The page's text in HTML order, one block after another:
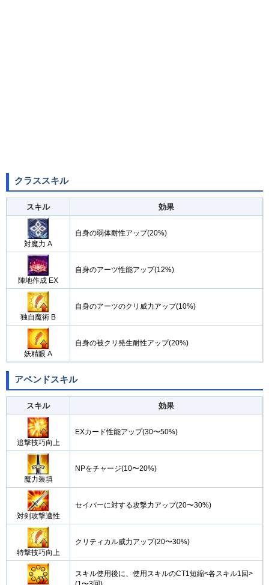
クラススキル
スキル 効果
対魔力 A
自身の弱体耐性アップ(20%)
陣地作成 EX
自身のアーツ性能アップ(12%)
独自魔術 B
自身のアーツのクリ威力アップ(10%)
妖精眼 A
自身の被クリ発生耐性アップ(20%)
アペンドスキル
スキル 効果
追撃技巧向上
EXカード性能アップ(30〜50%)
魔力装填
NPをチャージ(10〜20%)
対剣攻撃適性
セイバーに対する攻撃力アップ(20〜30%)
特撃技巧向上
クリティカル威力アップ(20〜30%)
スキル使用後に、使用スキルのCT1短縮<各スキル1回>